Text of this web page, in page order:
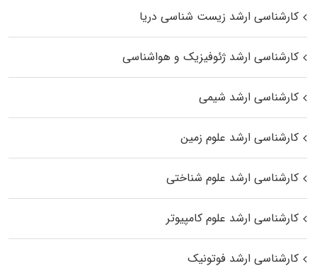
کارشناسی ارشد زیست‌ شناسی دریا
کارشناسی ارشد ژئوفیزیک و هواشناسی
کارشناسی ارشد شیمی
کارشناسی ارشد علوم زمین
کارشناسی ارشد علوم شناختی
کارشناسی ارشد علوم کامپیوتر
کارشناسی ارشد فوتونیک